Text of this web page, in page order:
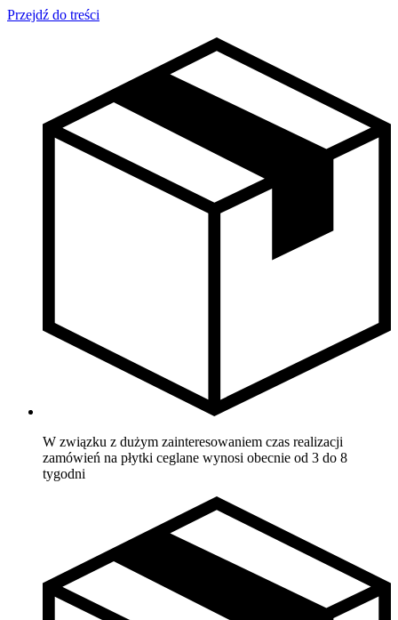
Przejdź do treści
W związku z dużym zainteresowaniem czas realizacji
zamówień na płytki ceglane wynosi obecnie od 3 do 8
tygodni